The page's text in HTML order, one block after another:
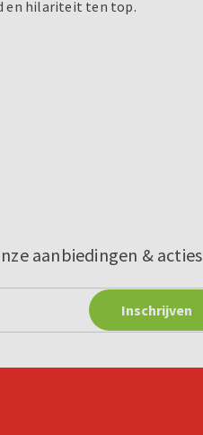
en hilariteit ten top.
aanbiedingen & acties